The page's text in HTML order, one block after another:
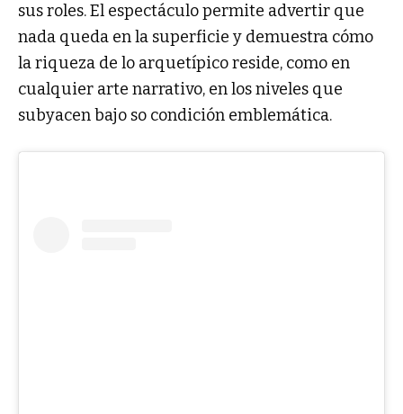
sus roles. El espectáculo permite advertir que
nada queda en la superficie y demuestra cómo
la riqueza de lo arquetípico reside, como en
cualquier arte narrativo, en los niveles que
subyacen bajo so condición emblemática.